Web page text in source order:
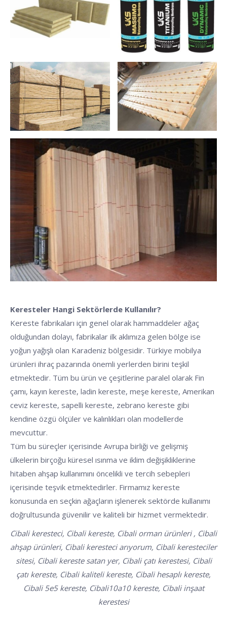
Keresteler Hangi Sektörlerde Kullanılır?
Kereste fabrikaları için genel olarak hammaddeler ağaç
olduğundan dolayı, fabrikalar ilk aklımıza gelen bölge ise
yoğun yağışlı olan Karadeniz bölgesidir. Türkiye mobilya
ürünleri ihraç pazarında önemli yerlerden birini teşkil
etmektedir. Tüm bu ürün ve çeşitlerine paralel olarak Fin
çamı, kayın kereste, ladin kereste, meşe kereste, Amerikan
ceviz kereste, sapelli kereste, zebrano kereste gibi
kendine özgü ölçüler ve kalınlıkları olan modellerde
mevcuttur.
Tüm bu süreçler içerisinde Avrupa birliği ve gelişmiş
ülkelerin birçoğu küresel ısınma ve iklim değişikliklerine
hitaben ahşap kullanımını öncelikli ve tercih sebepleri
içerisinde teşvik etmektedirler. Firmamız kereste
konusunda en seçkin ağaçların işlenerek sektörde kullanımı
doğrultusunda güvenilir ve kaliteli bir hizmet vermektedir.
Cibali keresteci, Cibali kereste, Cibali orman ürünleri , Cibali
ahşap ürünleri, Cibali keresteci arıyorum, Cibali keresteciler
sitesi, Cibali kereste satan yer, Cibali çatı kerestesi, Cibali
çatı kereste, Cibali kaliteli kereste, Cibali hesaplı kereste,
Cibali 5e5 kereste, Cibali10a10 kereste, Cibali inşaat
kerestesi